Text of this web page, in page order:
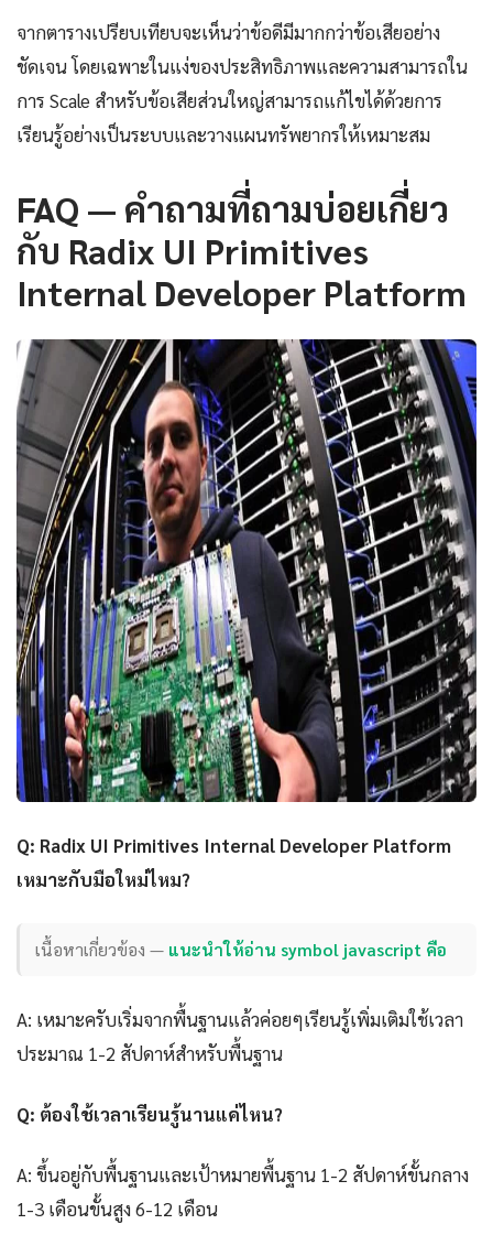
จากตารางเปรียบเทียบจะเห็นว่าข้อดีมีมากกว่าข้อเสียอย่าง
ชัดเจน โดยเฉพาะในแง่ของประสิทธิภาพและความสามารถใน
การ Scale สำหรับข้อเสียส่วนใหญ่สามารถแก้ไขได้ด้วยการ
เรียนรู้อย่างเป็นระบบและวางแผนทรัพยากรให้เหมาะสม
FAQ — คำถามที่ถามบ่อยเกี่ยว
กับ Radix UI Primitives
Internal Developer Platform
Q: Radix UI Primitives Internal Developer Platform
เหมาะกับมือใหม่ไหม?
เนื้อหาเกี่ยวข้อง — แนะนำให้อ่าน symbol javascript คือ
A: เหมาะครับเริ่มจากพื้นฐานแล้วค่อยๆเรียนรู้เพิ่มเติมใช้เวลา
ประมาณ 1-2 สัปดาห์สำหรับพื้นฐาน
Q: ต้องใช้เวลาเรียนรู้นานแค่ไหน?
A: ขึ้นอยู่กับพื้นฐานและเป้าหมายพื้นฐาน 1-2 สัปดาห์ขั้นกลาง
1-3 เดือนขั้นสูง 6-12 เดือน